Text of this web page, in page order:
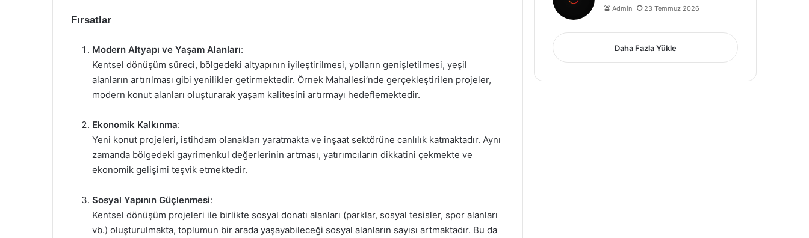
Fırsatlar
Modern Altyapı ve Yaşam Alanları:
Kentsel dönüşüm süreci, bölgedeki altyapının iyileştirilmesi, yolların genişletilmesi, yeşil
alanların artırılması gibi yenilikler getirmektedir. Örnek Mahallesi’nde gerçekleştirilen projeler,
modern konut alanları oluşturarak yaşam kalitesini artırmayı hedeflemektedir.
Ekonomik Kalkınma:
Yeni konut projeleri, istihdam olanakları yaratmakta ve inşaat sektörüne canlılık katmaktadır. Aynı
zamanda bölgedeki gayrimenkul değerlerinin artması, yatırımcıların dikkatini çekmekte ve
ekonomik gelişimi teşvik etmektedir.
Sosyal Yapının Güçlenmesi:
Kentsel dönüşüm projeleri ile birlikte sosyal donatı alanları (parklar, sosyal tesisler, spor alanları
vb.) oluşturulmakta, toplumun bir arada yaşayabileceği sosyal alanların sayısı artmaktadır. Bu da
Admin 23 Temmuz 2026
Daha Fazla Yükle